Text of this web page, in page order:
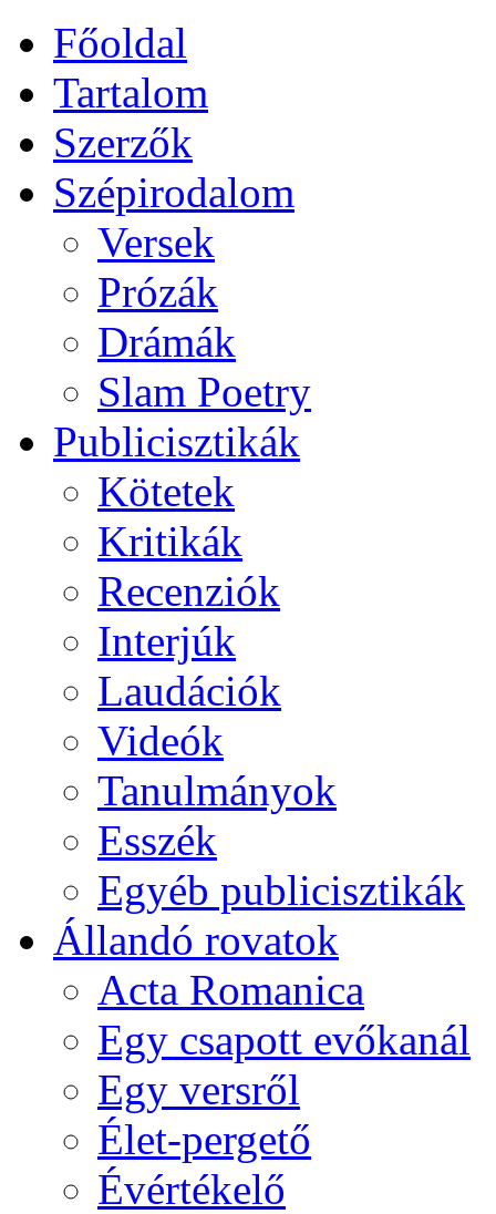
Főoldal
Tartalom
Szerzők
Szépirodalom
Versek
Prózák
Drámák
Slam Poetry
Publicisztikák
Kötetek
Kritikák
Recenziók
Interjúk
Laudációk
Videók
Tanulmányok
Esszék
Egyéb publicisztikák
Állandó rovatok
Acta Romanica
Egy csapott evőkanál
Egy versről
Élet-pergető
Évértékelő